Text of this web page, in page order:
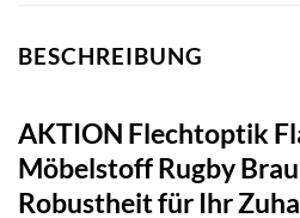
BESCHREIBUNG
AKTION Flechtoptik
Möbelstoff Rugby
Robustheit für Ihr